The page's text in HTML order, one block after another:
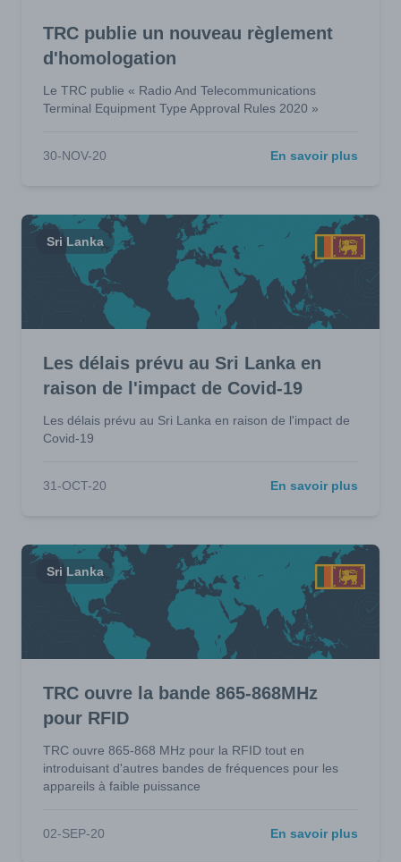
TRC publie un nouveau règlement
d'homologation
Le TRC publie « Radio And Telecommunications
Terminal Equipment Type Approval Rules 2020 »
30-NOV-20 En savoir plus
Sri Lanka
Les délais prévu au Sri Lanka en
raison de l'impact de Covid-19
Les délais prévu au Sri Lanka en raison de l'impact de
Covid-19
31-OCT-20 En savoir plus
Sri Lanka
TRC ouvre la bande 865-868MHz
pour RFID
TRC ouvre 865-868 MHz pour la RFID tout en
introduisant d'autres bandes de fréquences pour les
appareils à faible puissance
02-SEP-20 En savoir plus